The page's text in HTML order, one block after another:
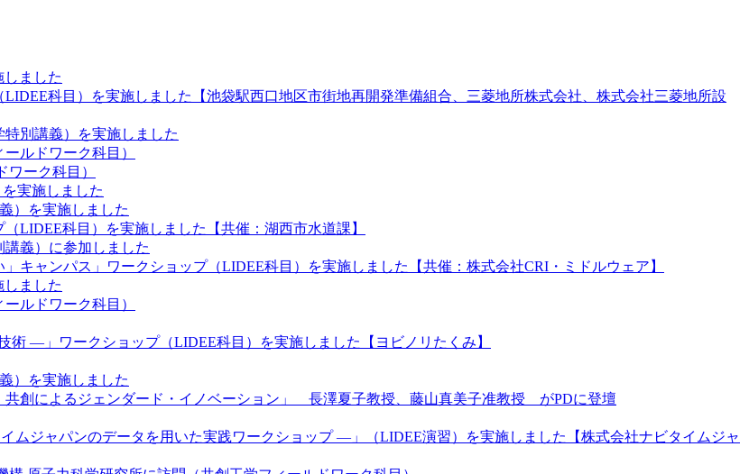
しました
科目）を実施しました【池袋駅西口地区市街地再開発準備組合、三菱地所株式会社、株式会社三菱地所設
別講義）を実施しました
ルドワーク科目）
ーク科目）
実施しました
）を実施しました
LIDEE科目）を実施しました【共催：湖西市水道課】
義）に参加しました
キャンパス」ワークショップ（LIDEE科目）を実施しました【共催：株式会社CRI・ミドルウェア】
しました
ルドワーク科目）
術 ―」ワークショップ（LIDEE科目）を実施しました【ヨビノリたくみ】
）を実施しました
共創によるジェンダード・イノベーション」 長澤夏子教授、藤山真美子准教授 がPDに登壇
ムジャパンのデータを用いた実践ワークショップ ―」（LIDEE演習）を実施しました【株式会社ナビタイムジャ